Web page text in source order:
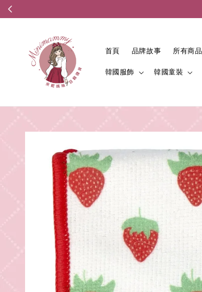
首頁 品牌故事 所有商品
韓國服飾
韓國童裝